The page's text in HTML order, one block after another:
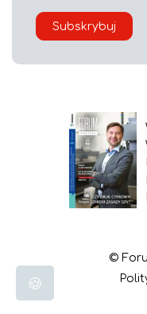
Subskrybuj
©
🍪